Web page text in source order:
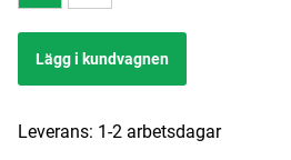
Lägg i kundvagnen
Leverans: 1-2 arbetsdagar